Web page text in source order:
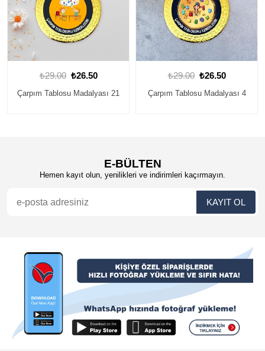
₺29.00 ₺26.50
Çarpım Tablosu Madalyası 21
₺29.00 ₺26.50
Çarpım Tablosu Madalyası 4
E-BÜLTEN
Hemen kayıt olun, yenilikleri ve indirimleri kaçırmayın.